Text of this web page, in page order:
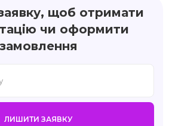
щоб отримати
чи оформити
замовлення
ЛИШИТИ ЗАЯВКУ